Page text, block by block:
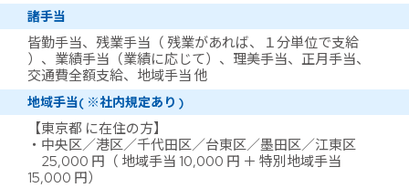
諸手当
皆勤手当、残業手当（ 残業があれば、１分単位で支給
）、業績手当（業績に応じて）、理美手当、正月手当、
交通費全額支給、地域手当 他
地域手当( ※社内規定あり )
【東京都 に在住の方】
・中央区／港区／千代田区／台東区／墨田区／江東区
25,000 円（ 地域手当 10,000 円 ＋ 特別地域手当
15,000 円）